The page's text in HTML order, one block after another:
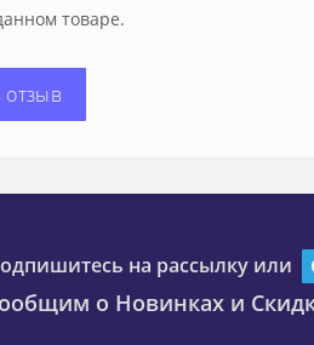
товаре.
отзыв
на рассылку или
о Новинках и